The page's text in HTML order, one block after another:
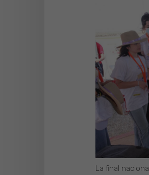
La final